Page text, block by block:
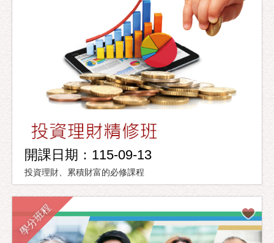
開課日期：115-09-13
投資理財、累積財富的必修課程
學分班程